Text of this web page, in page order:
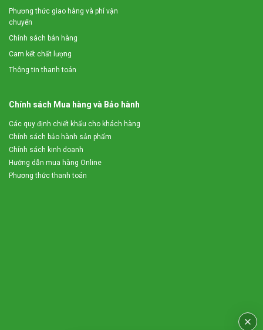
Phương thức giao hàng và phí vận
chuyển
Chính sách bán hàng
Cam kết chất lượng
Thông tin thanh toán
Chính sách Mua hàng và Bảo hành
Các quy định chiết khấu cho khách hàng
Chính sách bảo hành sản phẩm
Chính sách kinh doanh
Hướng dẫn mua hàng Online
Phương thức thanh toán